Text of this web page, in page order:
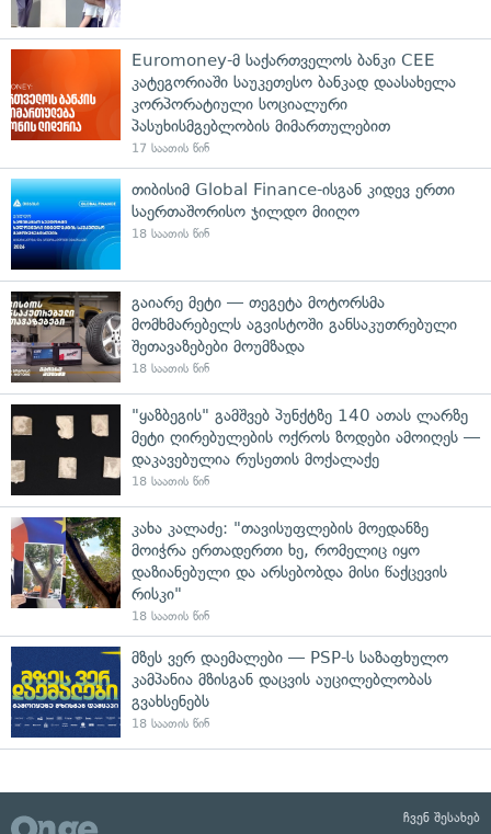
Euromoney-მ საქართველოს ბანკი CEE
კატეგორიაში საუკეთესო ბანკად დაასახელა
კორპორატიული სოციალური
პასუხისმგებლობის მიმართულებით
17 საათის წინ
თიბისიმ Global Finance-ისგან კიდევ ერთი
საერთაშორისო ჯილდო მიიღო
18 საათის წინ
გაიარე მეტი — თეგეტა მოტორსმა
მომხმარებელს აგვისტოში განსაკუთრებული
შეთავაზებები მოუმზადა
18 საათის წინ
"ყაზბეგის" გამშვებ პუნქტზე 140 ათას ლარზე
მეტი ღირებულების ოქროს ზოდები ამოიღეს —
დაკავებულია რუსეთის მოქალაქე
18 საათის წინ
კახა კალაძე: "თავისუფლების მოედანზე
მოიჭრა ერთადერთი ხე, რომელიც იყო
დაზიანებული და არსებობდა მისი წაქცევის
რისკი"
18 საათის წინ
მზეს ვერ დაემალები — PSP-ს საზაფხულო
კამპანია მზისგან დაცვის აუცილებლობას
გვახსენებს
18 საათის წინ
ჩვენ შესახებ